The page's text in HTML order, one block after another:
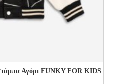
Αγόρι FUNKY FOR KIDS